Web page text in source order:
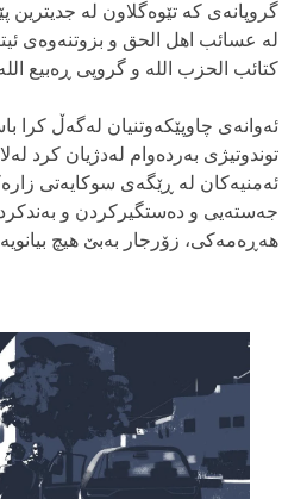
گروپانەی کە تێوەگلاون لە جدیترین
لە عسائب اهل الحق و بزوتنەوەی
کتائب الحزب اللە و گروپی ڕەبیع
ئەوانەی چاوپێکەوتنیان لەگەڵ کرا
توندوتیژی بەردەوام لەدژیان کرد
ئەمنیەکان لە ڕێگەی سوکایەتی
جەستەیی و دەستگیرکردن و
هەڕەمەکی، زۆرجار بەبێ هیچ